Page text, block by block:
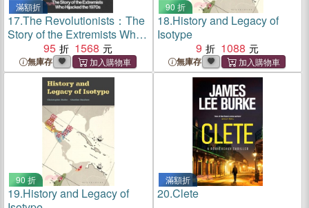
滿額折
17.The Revolutionists：The
Story of the Extremists Who
Hijacked the 1970s
95 1568
無庫存
90 折
18.History and Legacy of
Isotype
9
1088
無庫存
90 折
19.History and Legacy of
滿額折
20.Clete